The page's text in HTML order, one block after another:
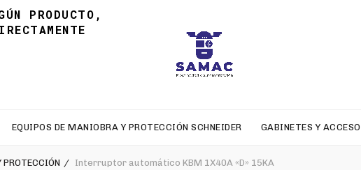
PRODUCTO,
EQUIPOS DE MANIOBRA Y PROTECCIÓN SCHNEIDER GABINETES Y
PROTECCIÓN Interruptor automático KBM 1X40A «D» 15KA